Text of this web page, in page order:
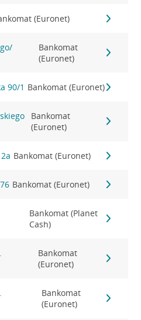
(Euronet)
Bankomat
(Euronet)
90/1 Bankomat (Euronet)
Bankomat
(Euronet)
Bankomat (Euronet)
Bankomat (Euronet)
Bankomat (Planet
Cash)
Bankomat
(Euronet)
Bankomat
(Euronet)